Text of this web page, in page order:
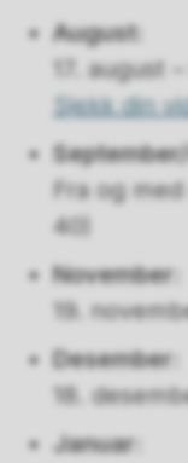
August:
17. august
Sjekk din
Fra og
40)
November:
19.
Desember:
18.
Januar: